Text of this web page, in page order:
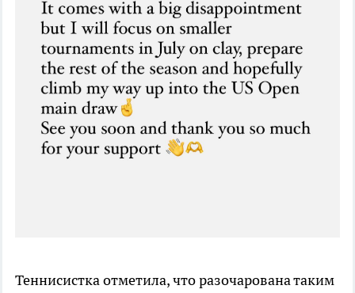
Теннисистка отметила, что разочарована таким